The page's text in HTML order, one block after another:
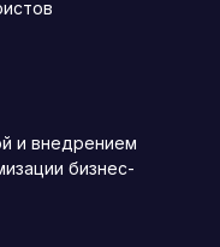
и внедрением
бизнес-